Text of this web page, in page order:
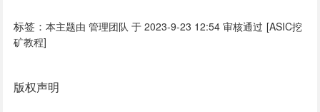
标签：本主题由 管理团队 于 2023-9-23 12:54 审核通过 [ASIC挖
矿教程]
版权声明